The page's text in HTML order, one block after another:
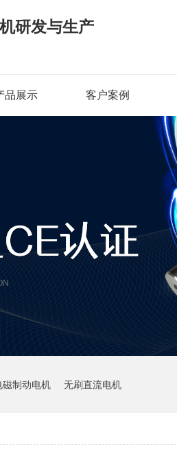
研发与生产
品展示 客户案例
磁制动电机 无刷直流电机